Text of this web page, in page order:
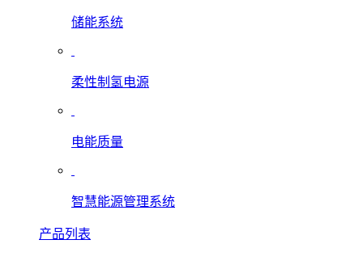
储能系统
柔性制氢电源
电能质量
智慧能源管理系统
产品列表